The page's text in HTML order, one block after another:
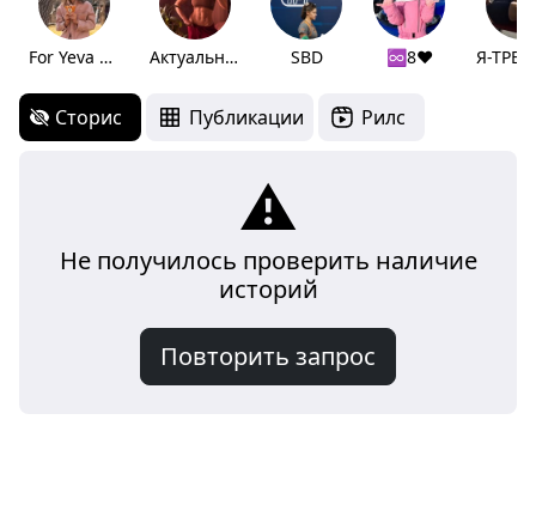
For Yeva 🫀 Актуальное SBD ♾️8♥️
Сторис Публикации Рилс
⚠️
Не получилось проверить наличие
историй
Повторить запрос